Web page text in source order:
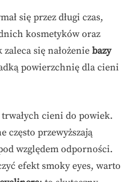
się przez długi czas,
kosmetyków oraz
się nałożenie bazy
powierzchnię dla cieni
cieni do powiek.
często przewyższają
względem odporności.
efekt smoky eyes, warto